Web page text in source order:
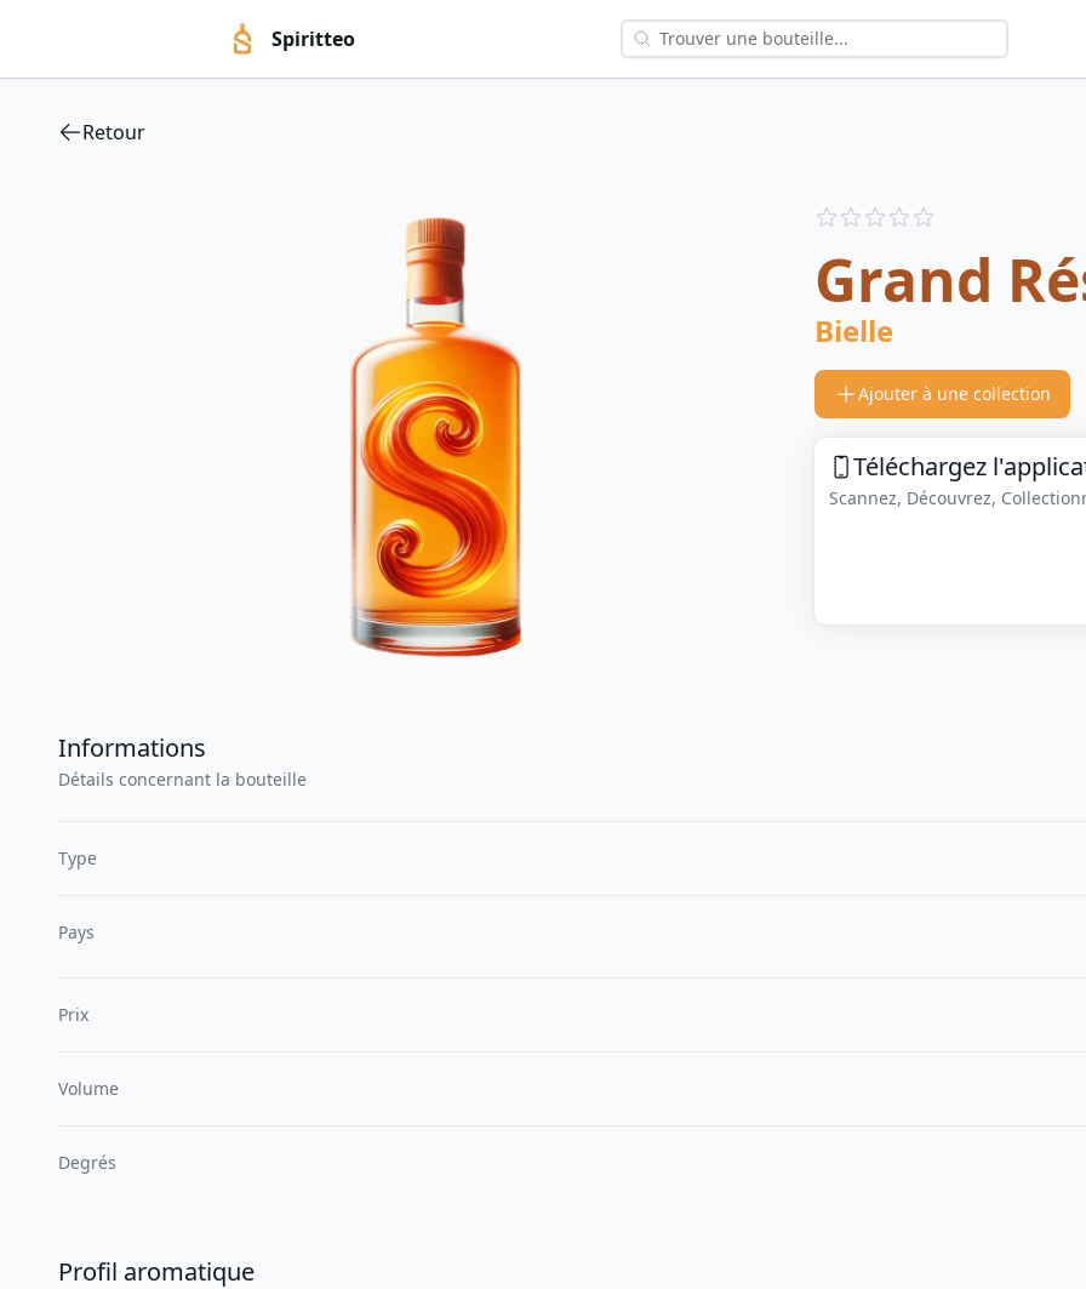
Spiritteo
Retour
Reviews
Grand
Bielle
Ajouter à une collection
Téléchargez
Scannez, Découvrez,
Informations
Détails concernant la bouteille
Type
Pays
Prix
Volume
Degrés
Profil aromatique